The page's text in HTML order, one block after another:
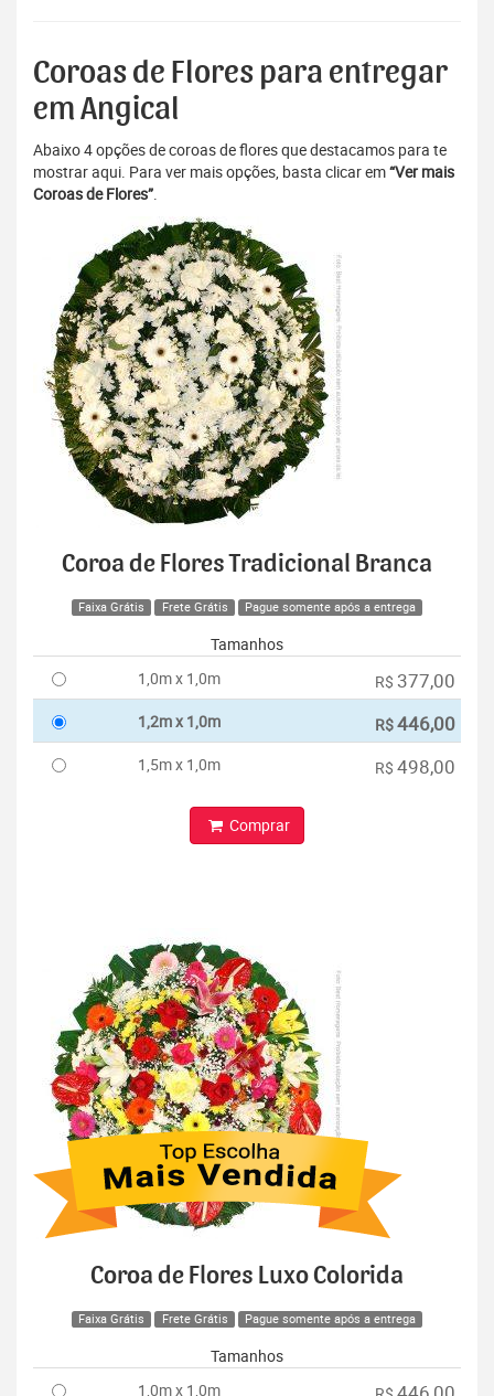
Coroas de Flores para entregar
em Angical
Abaixo 4 opções de coroas de flores que destacamos para te
mostrar aqui. Para ver mais opções, basta clicar em“Ver mais
Coroas de Flores”.
Coroa de Flores Tradicional Branca
Faixa Grátis Frete Grátis Pague somente após a entrega
Tamanhos
1,0m x 1,0m
R$ 377,00
1,2m x 1,0m R$446,00
1,5m x 1,0m R$ 498,00
Comprar
Coroa de Flores Luxo Colorida
Faixa Grátis Frete Grátis Pague somente após a entrega
Tamanhos
1,0m x 1,0m